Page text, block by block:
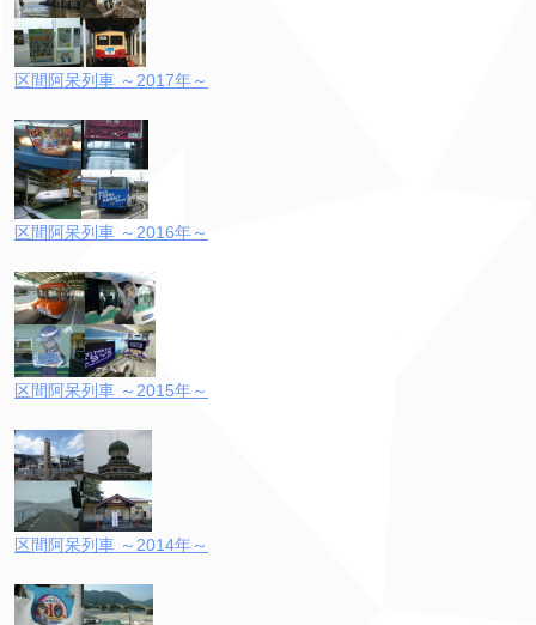
区間阿呆列車 ～2017年～
区間阿呆列車 ～2016年～
区間阿呆列車 ～2015年～
区間阿呆列車 ～2014年～